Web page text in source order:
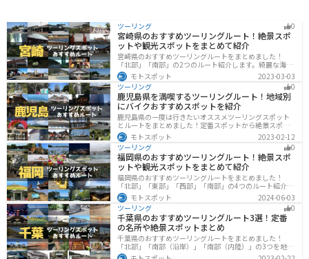
ツーリング 0
宮崎県のおすすめツーリングルート！絶景スポ
ットや観光スポットをまとめて紹介
宮崎県のおすすめツーリングルートをまとめました！
「北部」「南部」の2つのルート紹介します。綺麗な海岸
線が特徴的な海・自然豊かな山・趣のある神社を満喫す
るツーリングができます。バイクで宮崎県にツーリング
に行く際は参考にしてください。
モトスポット
2023-03-03
ツーリング
0
鹿児島県を満喫するツーリングルート！地域別
にバイクおすすめスポットを紹介
鹿児島県の一度は行きたいオススメツーリングスポット
とルートをまとめました！定番スポットから絶景スポッ
ト、温泉、山、海、グルメなど様々なジャンルで楽しめ
ます。バイクで鹿児島ツーリングに行こうと思っている
人は、参考にしてください。
モトスポット
2023-02-12
ツーリング
0
福岡県のおすすめツーリングルート！絶景スポ
ットや観光スポットをまとめて紹介
福岡県のおすすめツーリングルートをまとめました！
「北部」「東部」「西部」「南部」の4つのルート紹介し
ます。豊かな自然から歴史ある名所、グルメまで多彩な
魅力が詰まっており、様々な楽しみ方ができます。バイ
クで福岡県にツーリングに行く際は参考にしてくださ
い。
モトスポット
2024-06-03
ツーリング
0
千葉県のおすすめツーリングルート3選！定番
の名所や絶景スポットまとめ
千葉県のおすすめツーリングルートをまとめました！
「北部」「南部（沿岸）」「南部（内陸）」の3つを地域
別で紹介します！千葉は首都圏からのアクセスも良く、